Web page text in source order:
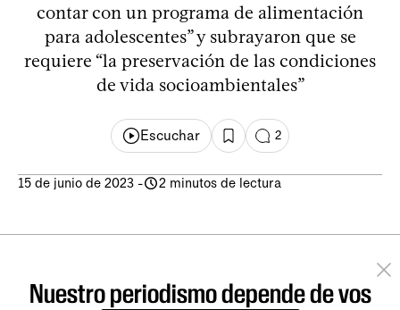
contar con un programa de alimentación
para adolescentes” y subrayaron que se
requiere “la preservación de las condiciones
de vida socioambientales”
Escuchar 2
15 de junio de 2023 - 2 minutos de lectura
Nuestro periodismo depende de vos